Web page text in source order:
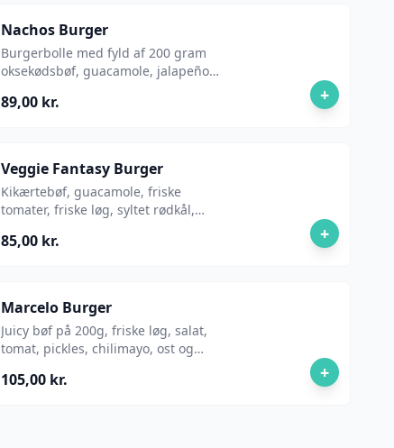
Nachos Burger
Burgerbolle med fyld af 200 gram
oksekødsbøf, guacamole, jalapeños,
sauce og salat.
89,00 kr. +
Veggie Fantasy Burger
Kikærtebøf, guacamole, friske
tomater, friske løg, syltet rødkål,
85,00 kr. +
Marcelo Burger
Juicy bøf på 200g, friske løg, salat,
tomat, pickles, chilimayo, ost og
105,00 kr. +